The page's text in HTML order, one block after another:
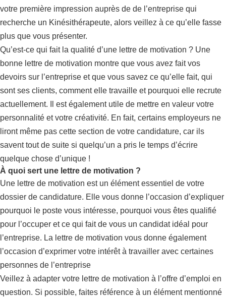
votre première impression auprès de de l’entreprise qui
recherche un Kinésithérapeute, alors veillez à ce qu’elle fasse
plus que vous présenter.
Qu’est-ce qui fait la qualité d’une lettre de motivation ? Une
bonne lettre de motivation montre que vous avez fait vos
devoirs sur l’entreprise et que vous savez ce qu’elle fait, qui
sont ses clients, comment elle travaille et pourquoi elle recrute
actuellement. Il est également utile de mettre en valeur votre
personnalité et votre créativité. En fait, certains employeurs ne
liront même pas cette section de votre candidature, car ils
savent tout de suite si quelqu’un a pris le temps d’écrire
quelque chose d’unique !
À quoi sert une lettre de motivation ?
Une lettre de motivation est un élément essentiel de votre
dossier de candidature. Elle vous donne l’occasion d’expliquer
pourquoi le poste vous intéresse, pourquoi vous êtes qualifié
pour l’occuper et ce qui fait de vous un candidat idéal pour
l’entreprise. La lettre de motivation vous donne également
l’occasion d’exprimer votre intérêt à travailler avec certaines
personnes de l’entreprise
Veillez à adapter votre lettre de motivation à l’offre d’emploi en
question. Si possible, faites référence à un élément mentionné